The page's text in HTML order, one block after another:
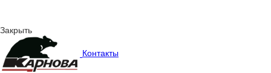
Закрыть
Контакты